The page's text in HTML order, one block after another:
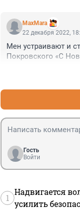
MaxMara
22 декабря 2022,
Мен устраивают и
Покровского «С
Гость
Войти
1
Надвигается
усилить